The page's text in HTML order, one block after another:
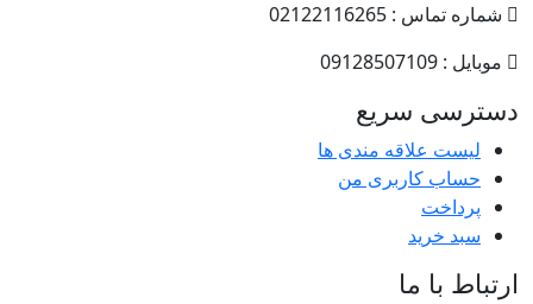
شماره تماس : 02122116265
موبایل : 09128507109
دسترسی سریع
لیست علاقه مندی ها
حساب کاربری من
پرداخت
سبد خرید
ارتباط با ما